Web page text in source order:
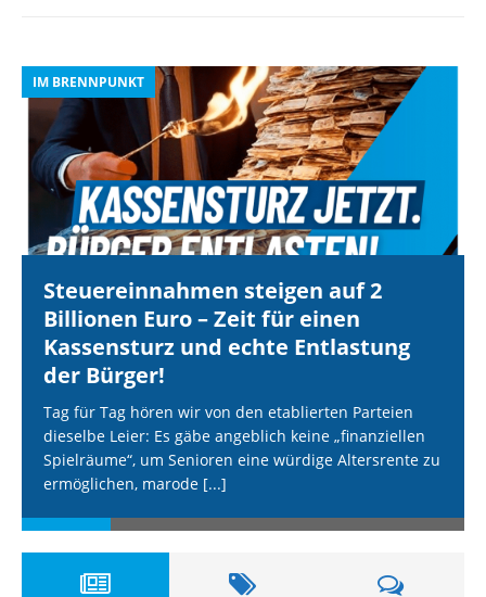
IM BRENNPUNKT
Steuereinnahmen steigen auf 2
Billionen Euro – Zeit für einen
Kassensturz und echte Entlastung
der Bürger!
Tag für Tag hören wir von den etablierten Parteien
dieselbe Leier: Es gäbe angeblich keine „finanziellen
Spielräume“, um Senioren eine würdige Altersrente zu
ermöglichen, marode [...]